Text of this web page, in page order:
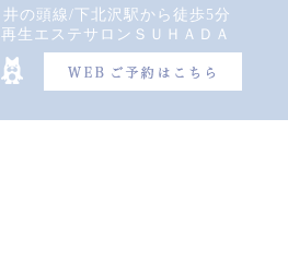
の頭線/下北沢駅から徒歩5分
生エステサロンＳＵＨＡＤＡ